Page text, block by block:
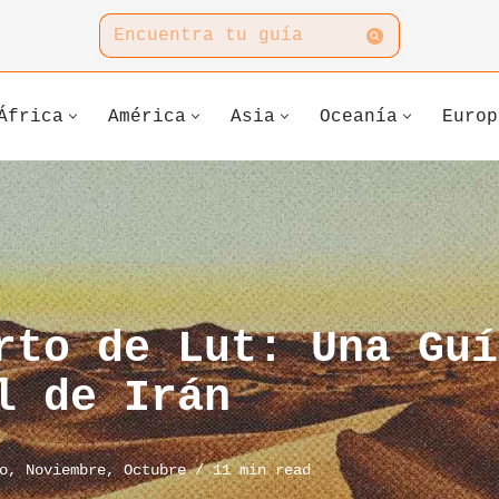
América Asia Oceanía
de Lut: Una
de Irán
,Noviembre,Octubre 11 min read